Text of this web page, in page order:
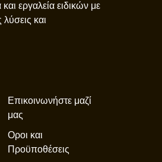
εργαλεία ειδικών με
λύσεις και
Επικοινωνήστε μαζί
μας
Οροι και
Προϋποθέσεις